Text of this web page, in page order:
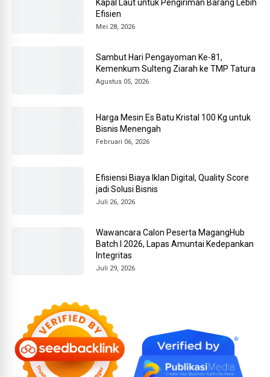
Kapal Laut untuk Pengiriman Barang Lebih
Efisien
Mei 28, 2026
Sambut Hari Pengayoman Ke-81,
Kemenkum Sulteng Ziarah ke TMP Tatura
Agustus 05, 2026
Harga Mesin Es Batu Kristal 100 Kg untuk
Bisnis Menengah
Februari 06, 2026
Efisiensi Biaya Iklan Digital, Quality Score
jadi Solusi Bisnis
Juli 26, 2026
Wawancara Calon Peserta MagangHub
Batch I 2026, Lapas Amuntai Kedepankan
Integritas
Juli 29, 2026